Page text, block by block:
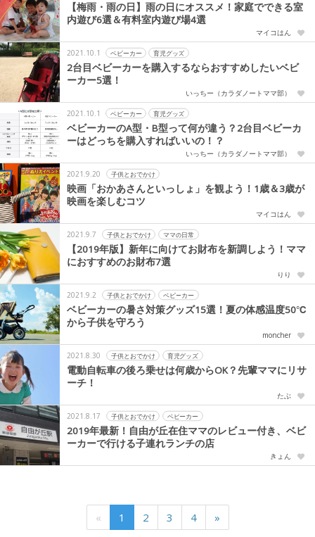
【梅雨・雨の日】雨の日にオススメ！家庭でできる室
内遊び6選＆有料室内遊び場4選
マイコはん
2021.10.1 ベビーカー 育児グッズ
2台目ベビーカーを購入するならおすすめしたいベビ
ーカー5選！
いっちー（カラダノートママ部）
2021.10.1 ベビーカー 育児グッズ
ベビーカーのA型・B型って何が違う？2台目ベビーカ
ーはどっちを購入すればいいの！？
いっちー（カラダノートママ部）
2021.9.20 子供とおでかけ
映画「おかあさんといっしょ」を観よう！1歳＆3歳が
映画を楽しむコツ
マイコはん
2021.9.7 子供とおでかけ ママの日常
【2019年版】新年に向けてお財布を新調しよう！ママ
におすすめのお財布7選
りり
2021.9.2 子供とおでかけ ベビーカー
ベビーカーの暑さ対策グッズ15選！夏の体感温度50℃
から子供を守ろう
moncher
2021.8.30 子供とおでかけ 育児グッズ
電動自転車の後ろ乗せは何歳からOK？先輩ママにリサ
ーチ！
たぶ
2021.8.17 子供とおでかけ ベビーカー
2019年最新！自由が丘在住ママのレビュー付き、ベビ
ーカーで行ける子連れランチの店
きょん
« 1 2 3 4 »